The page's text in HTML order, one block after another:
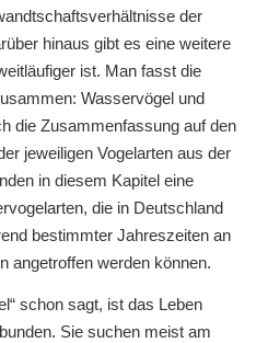
der
hinaus gibt es eine weitere
ist. Man fasst die
Wasservögel und
die Zusammenfassung auf den
jeweiligen Vogelarten aus der
in diesem Kapitel eine
die in Deutschland
bestimmter Jahreszeiten an
angetroffen werden können.
schon sagt, ist das Leben
Sie suchen meist am